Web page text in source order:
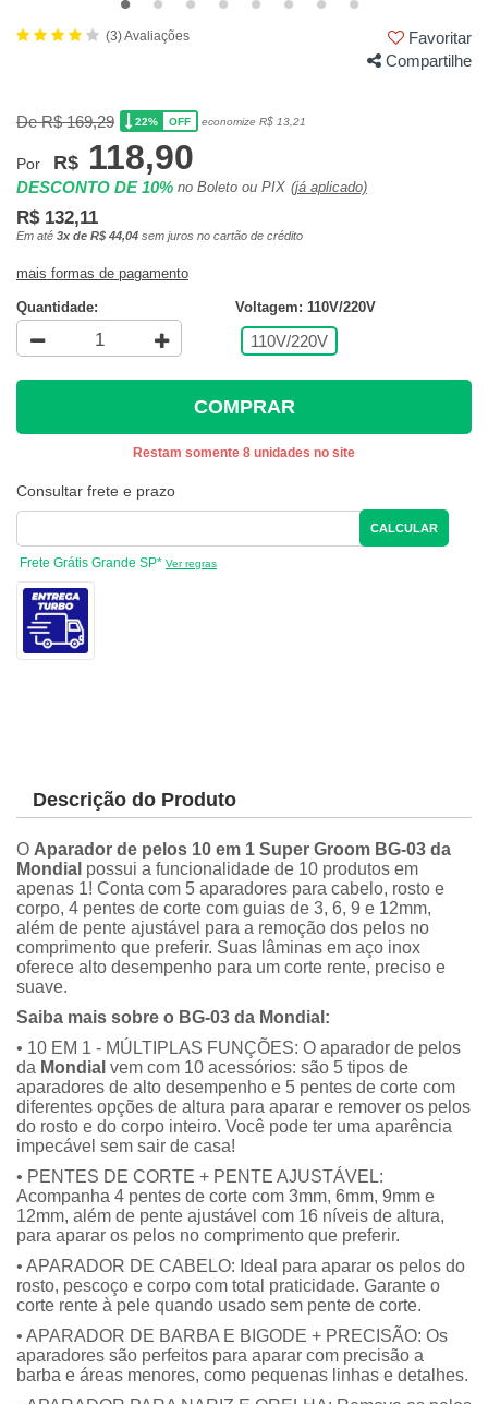
(3) Avaliações
Favoritar
Compartilhe
De R$ 169,29 22% OFF economize R$ 13,21
Por R$ 118,90
DESCONTO DE 10% no Boleto ou PIX (já aplicado)
R$ 132,11
Em até 3x de R$ 44,04 sem juros no cartão de crédito
mais formas de pagamento
Quantidade: Voltagem: 110V/220V
110V/220V
COMPRAR
Restam somente 8 unidades no site
Consultar frete e prazo
CALCULAR
Frete Grátis Grande SP* Ver regras
Descrição do Produto
O Aparador de pelos 10 em 1 Super Groom BG-03 da
Mondial possui a funcionalidade de 10 produtos em
apenas 1! Conta com 5 aparadores para cabelo, rosto e
corpo, 4 pentes de corte com guias de 3, 6, 9 e 12mm,
além de pente ajustável para a remoção dos pelos no
comprimento que preferir. Suas lâminas em aço inox
oferece alto desempenho para um corte rente, preciso e
suave.
Saiba mais sobre o BG-03 da Mondial:
• 10 EM 1 - MÚLTIPLAS FUNÇÕES: O aparador de pelos
da Mondial vem com 10 acessórios: são 5 tipos de
aparadores de alto desempenho e 5 pentes de corte com
diferentes opções de altura para aparar e remover os pelos
do rosto e do corpo inteiro. Você pode ter uma aparência
impecável sem sair de casa!
• PENTES DE CORTE + PENTE AJUSTÁVEL:
Acompanha 4 pentes de corte com 3mm, 6mm, 9mm e
12mm, além de pente ajustável com 16 níveis de altura,
para aparar os pelos no comprimento que preferir.
• APARADOR DE CABELO: Ideal para aparar os pelos do
rosto, pescoço e corpo com total praticidade. Garante o
corte rente à pele quando usado sem pente de corte.
• APARADOR DE BARBA E BIGODE + PRECISÃO: Os
aparadores são perfeitos para aparar com precisão a
barba e áreas menores, como pequenas linhas e detalhes.